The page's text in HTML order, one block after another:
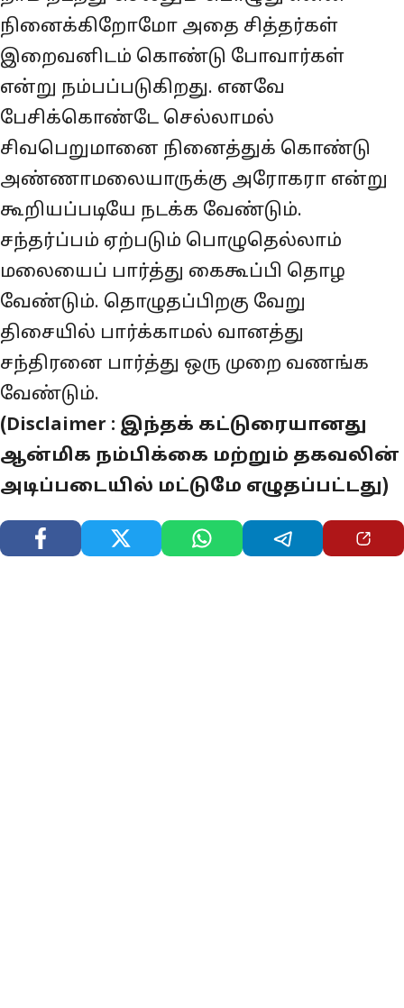
நினைக்கிறோமோ அதை சித்தர்கள்
இறைவனிடம் கொண்டு போவார்கள்
என்று நம்பப்படுகிறது. எனவே
பேசிக்கொண்டே செல்லாமல்
சிவபெறுமானை நினைத்துக் கொண்டு
அண்ணாமலையாருக்கு அரோகரா என்று
கூறியப்படியே நடக்க வேண்டும்.
சந்தர்ப்பம் ஏற்படும் பொழுதெல்லாம்
மலையைப் பார்த்து கைகூப்பி தொழ
வேண்டும். தொழுதப்பிறகு வேறு
திசையில் பார்க்காமல் வானத்து
சந்திரனை பார்த்து ஒரு முறை வணங்க
வேண்டும்.
(Disclaimer : இந்தக் கட்டுரையானது
ஆன்மிக நம்பிக்கை மற்றும் தகவலின்
அடிப்படையில் மட்டுமே எழுதப்பட்டது)